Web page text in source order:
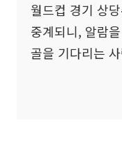
월드컵 경기 상
중계되니, 알람
골을 기다리는